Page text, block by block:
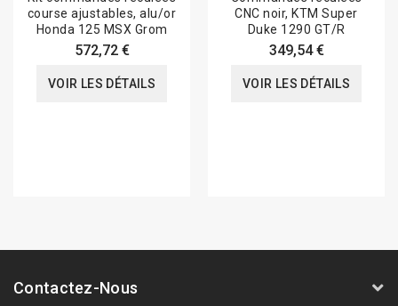
course ajustables, alu/or
Honda 125 MSX Grom
572,72 €
VOIR LES DÉTAILS
CNC noir, KTM Super
Duke 1290 GT/R
349,54 €
VOIR LES DÉTAILS
Contactez-Nous